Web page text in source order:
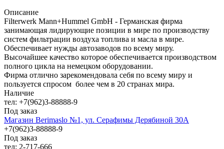
Описание
Filterwerk Mann+Hummel GmbH - Германская фирма
занимающая лидирующие позиции в мире по производству
систем фильтрации воздуха топлива и масла в мире.
Обеспечивает нужды автозаводов по всему миру.
Высочайшее качество которое обеспечивается производством
полного цикла на немецком оборудовании.
Фирма отлично зарекомендовала себя по всему миру и
пользуется спросом более чем в 20 странах мира.
Наличие
тел: +7(962)3-88888-9
Под заказ
Магазин Berimaslo №1, ул. Серафимы Дерябиной 30А
+7(962)3-88888-9
Под заказ
тел: 2-717-666